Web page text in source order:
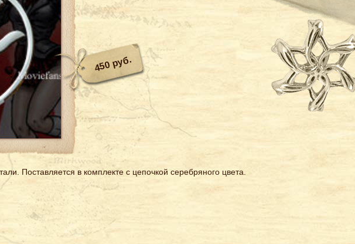
450 руб.
Поставляется в комплекте с цепочкой серебряного цвета.